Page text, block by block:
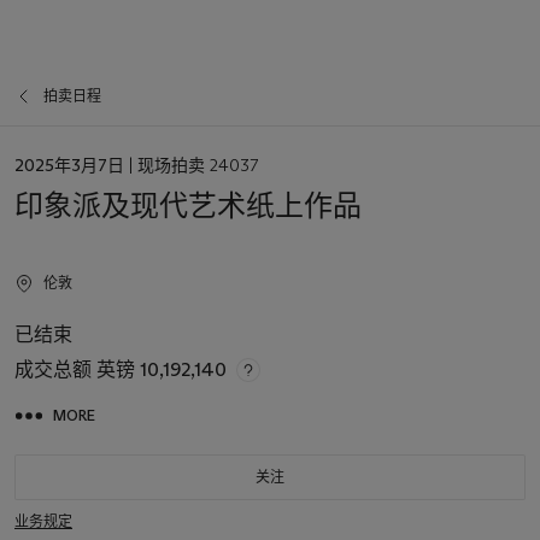
拍卖日程
日
2025年3月7日 | 现场拍卖 24037
印象派及现代艺术纸上作品
伦敦
已结束
成交总额 英镑 10,192,140
MORE
关注
业务规定